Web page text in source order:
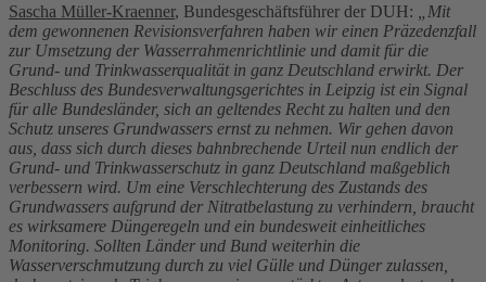
Sascha Müller-Kraenner, Bundesgeschäftsführer der DUH: „Mit
dem gewonnenen Revisionsverfahren haben wir einen Präzedenzfall
zur Umsetzung der Wasserrahmenrichtlinie und damit für die
Grund- und Trinkwasserqualität in ganz Deutschland erwirkt. Der
Beschluss des Bundesverwaltungsgerichtes in Leipzig ist ein Signal
für alle Bundesländer, sich an geltendes Recht zu halten und den
Schutz unseres Grundwassers ernst zu nehmen. Wir gehen davon
aus, dass sich durch dieses bahnbrechende Urteil nun endlich der
Grund- und Trinkwasserschutz in ganz Deutschland maßgeblich
verbessern wird. Um eine Verschlechterung des Zustands des
Grundwassers aufgrund der Nitratbelastung zu verhindern, braucht
es wirksamere Düngeregeln und ein bundesweit einheitliches
Monitoring. Sollten Länder und Bund weiterhin die
Wasserverschmutzung durch zu viel Gülle und Dünger zulassen,